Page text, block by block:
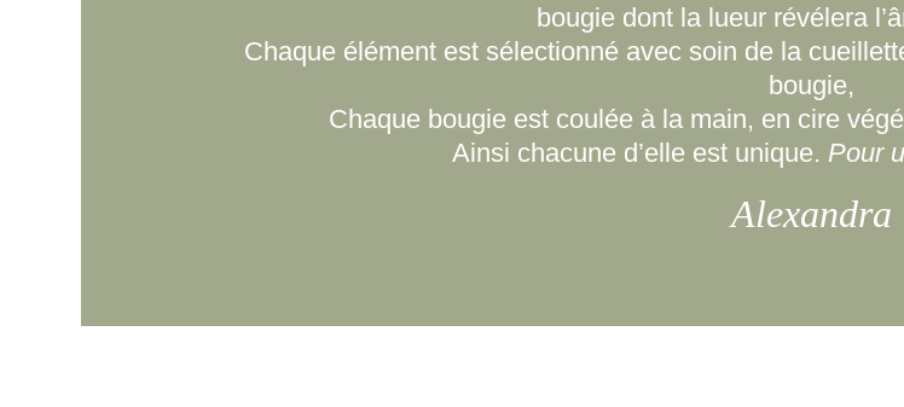
bougie dont la lueur révélera
Chaque élément est sélectionné avec soin de la
bougie,
Chaque bougie est coulée à la main, en cire
Ainsi chacune d’elle est unique. Pour
Alexandra